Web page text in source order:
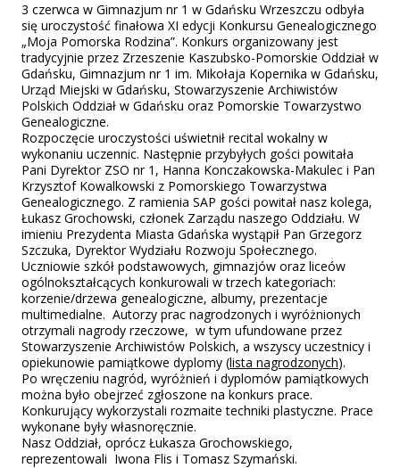
3 czerwca w Gimnazjum nr 1 w Gdańsku Wrzeszczu odbyła
się uroczystość finałowa XI edycji Konkursu Genealogicznego
„Moja Pomorska Rodzina”. Konkurs organizowany jest
tradycyjnie przez Zrzeszenie Kaszubsko-Pomorskie Oddział w
Gdańsku, Gimnazjum nr 1 im. Mikołaja Kopernika w Gdańsku,
Urząd Miejski w Gdańsku, Stowarzyszenie Archiwistów
Polskich Oddział w Gdańsku oraz Pomorskie Towarzystwo
Genealogiczne.
Rozpoczęcie uroczystości uświetnił recital wokalny w
wykonaniu uczennic. Następnie przybyłych gości powitała
Pani Dyrektor ZSO nr 1, Hanna Konczakowska-Makulec i Pan
Krzysztof Kowalkowski z Pomorskiego Towarzystwa
Genealogicznego. Z ramienia SAP gości powitał nasz kolega,
Łukasz Grochowski, członek Zarządu naszego Oddziału. W
imieniu Prezydenta Miasta Gdańska wystąpił Pan Grzegorz
Szczuka, Dyrektor Wydziału Rozwoju Społecznego.
Uczniowie szkół podstawowych, gimnazjów oraz liceów
ogólnokształcących konkurowali w trzech kategoriach:
korzenie/drzewa genealogiczne, albumy, prezentacje
multimedialne. Autorzy prac nagrodzonych i wyróżnionych
otrzymali nagrody rzeczowe, w tym ufundowane przez
Stowarzyszenie Archiwistów Polskich, a wszyscy uczestnicy i
opiekunowie pamiątkowe dyplomy (lista nagrodzonych).
Po wręczeniu nagród, wyróżnień i dyplomów pamiątkowych
można było obejrzeć zgłoszone na konkurs prace.
Konkurujący wykorzystali rozmaite techniki plastyczne. Prace
wykonane były własnoręcznie.
Nasz Oddział, oprócz Łukasza Grochowskiego,
reprezentowali Iwona Flis i Tomasz Szymański.